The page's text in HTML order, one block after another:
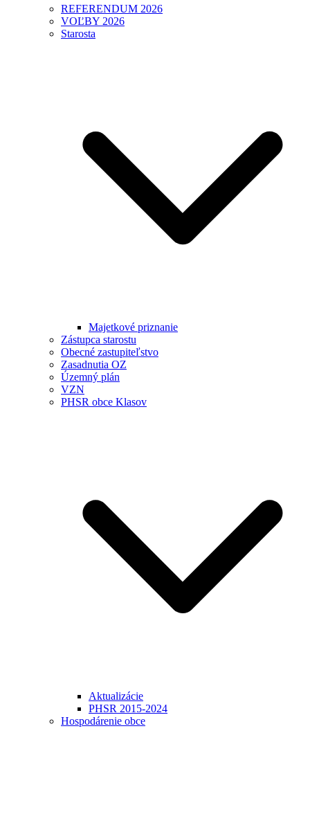
REFERENDUM 2026
VOĽBY 2026
Starosta
Majetkové priznanie
Zástupca starostu
Obecné zastupiteľstvo
Zasadnutia OZ
Územný plán
VZN
PHSR obce Klasov
Aktualizácie
PHSR 2015-2024
Hospodárenie obce